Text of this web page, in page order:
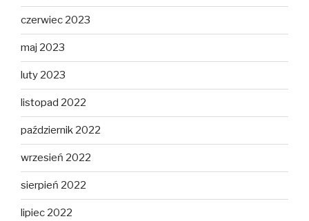
czerwiec 2023
maj 2023
luty 2023
listopad 2022
październik 2022
wrzesień 2022
sierpień 2022
lipiec 2022